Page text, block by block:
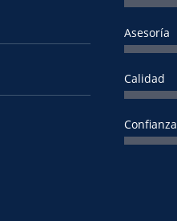
Asesoría
Calidad
Confianza